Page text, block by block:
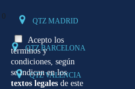
0
Acepto los
términos y
condiciones, según
se indican en los
textos legales de este
QTZ MADRID
QTZ BARCELONA
QTZ VALENCIA